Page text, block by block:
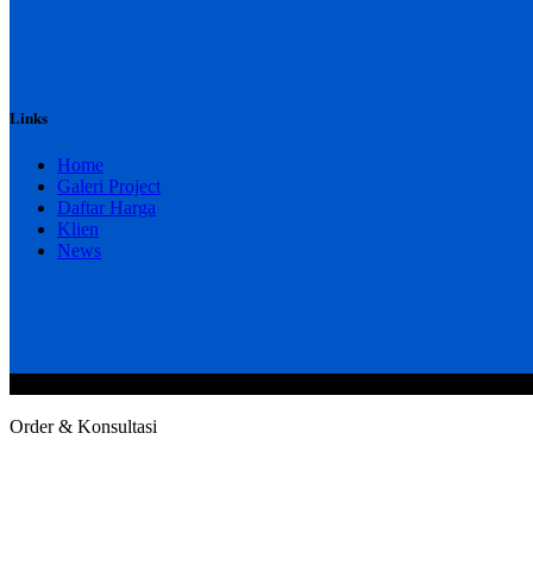
Links
Home
Galeri Project
Daftar Harga
Klien
News
Order & Konsultasi